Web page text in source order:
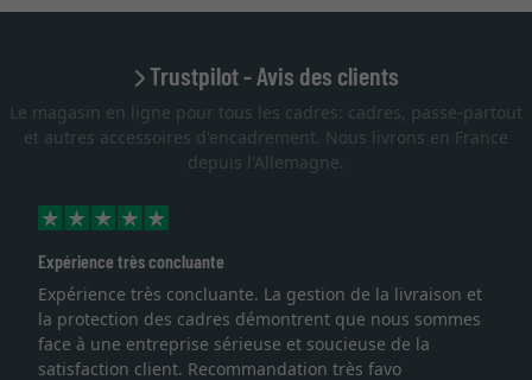
Trustpilot - Avis des clients
Le magasin en ligne pour tous les cadres: cadres, passe-partout
et autres accessoires d'encadrement. Nous livrons en France
depuis l'Allemagne.
Expérience très concluante
Expérience très concluante. La gestion de la livraison et
la protection des cadres démontrent que nous sommes
face à une entreprise sérieuse et soucieuse de la
satisfaction client. Recommandation très favo